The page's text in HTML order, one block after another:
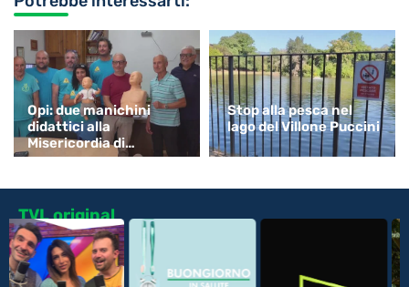
Opi: due manichini
didattici alla
Misericordia di
Monsummano
Stop alla pesca nel
lago del Villone Puccini
TVL original